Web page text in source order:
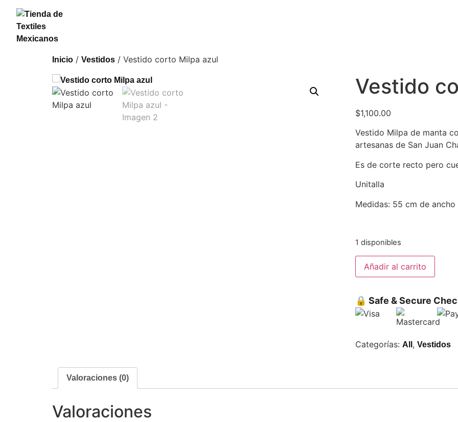
Inicio / Vestidos / Vestido corto Milpa azul
Vestido
$1,100.00
Vestido Milpa de manta
artesanas de San Juan
Es de corte recto pero
Unitalla
Medidas: 55 cm de
1 disponibles
Añadir al carrito
🔒 Safe & Secure
Categorías: All , Vestidos
Valoraciones (0)
Valoraciones